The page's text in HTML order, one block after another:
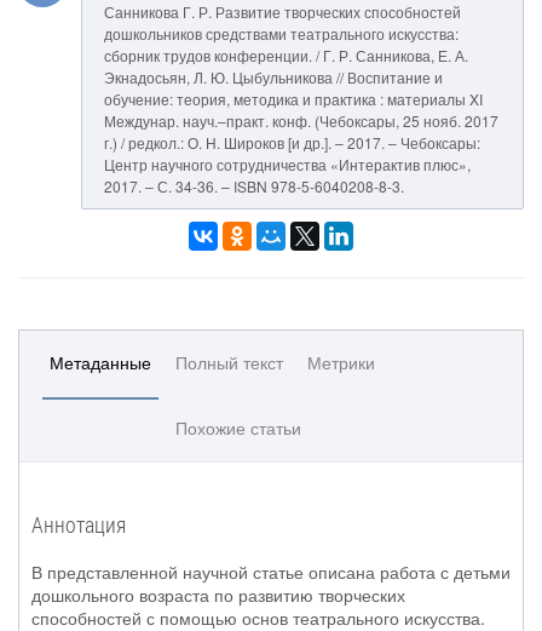
Санникова Г. Р. Развитие творческих способностей
дошкольников средствами театрального искусства:
сборник трудов конференции. / Г. Р. Санникова, Е. А.
Экнадосьян, Л. Ю. Цыбульникова // Воспитание и
обучение: теория, методика и практика : материалы XI
Междунар. науч.–практ. конф. (Чебоксары, 25 нояб. 2017
г.) / редкол.: О. Н. Широков [и др.]. – 2017. – Чебоксары:
Центр научного сотрудничества «Интерактив плюс»,
2017. – С. 34-36. – ISBN 978-5-6040208-8-3.
Метаданные Полный текст Метрики
Похожие статьи
Аннотация
В представленной научной статье описана работа с детьми
дошкольного возраста по развитию творческих
способностей с помощью основ театрального искусства.